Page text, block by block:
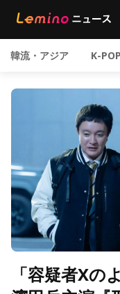
韓流・アジア K-POP
「容疑者X